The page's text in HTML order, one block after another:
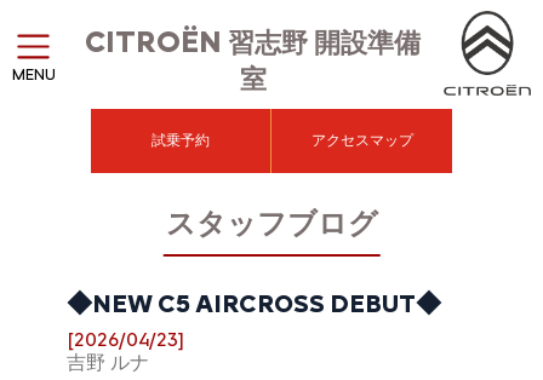
CITROËN 習志野 開設準備
室
MENU
試乗予約 アクセスマップ
スタッフブログ
◆NEW C5 AIRCROSS DEBUT◆
[2026/04/23]
吉野 ルナ